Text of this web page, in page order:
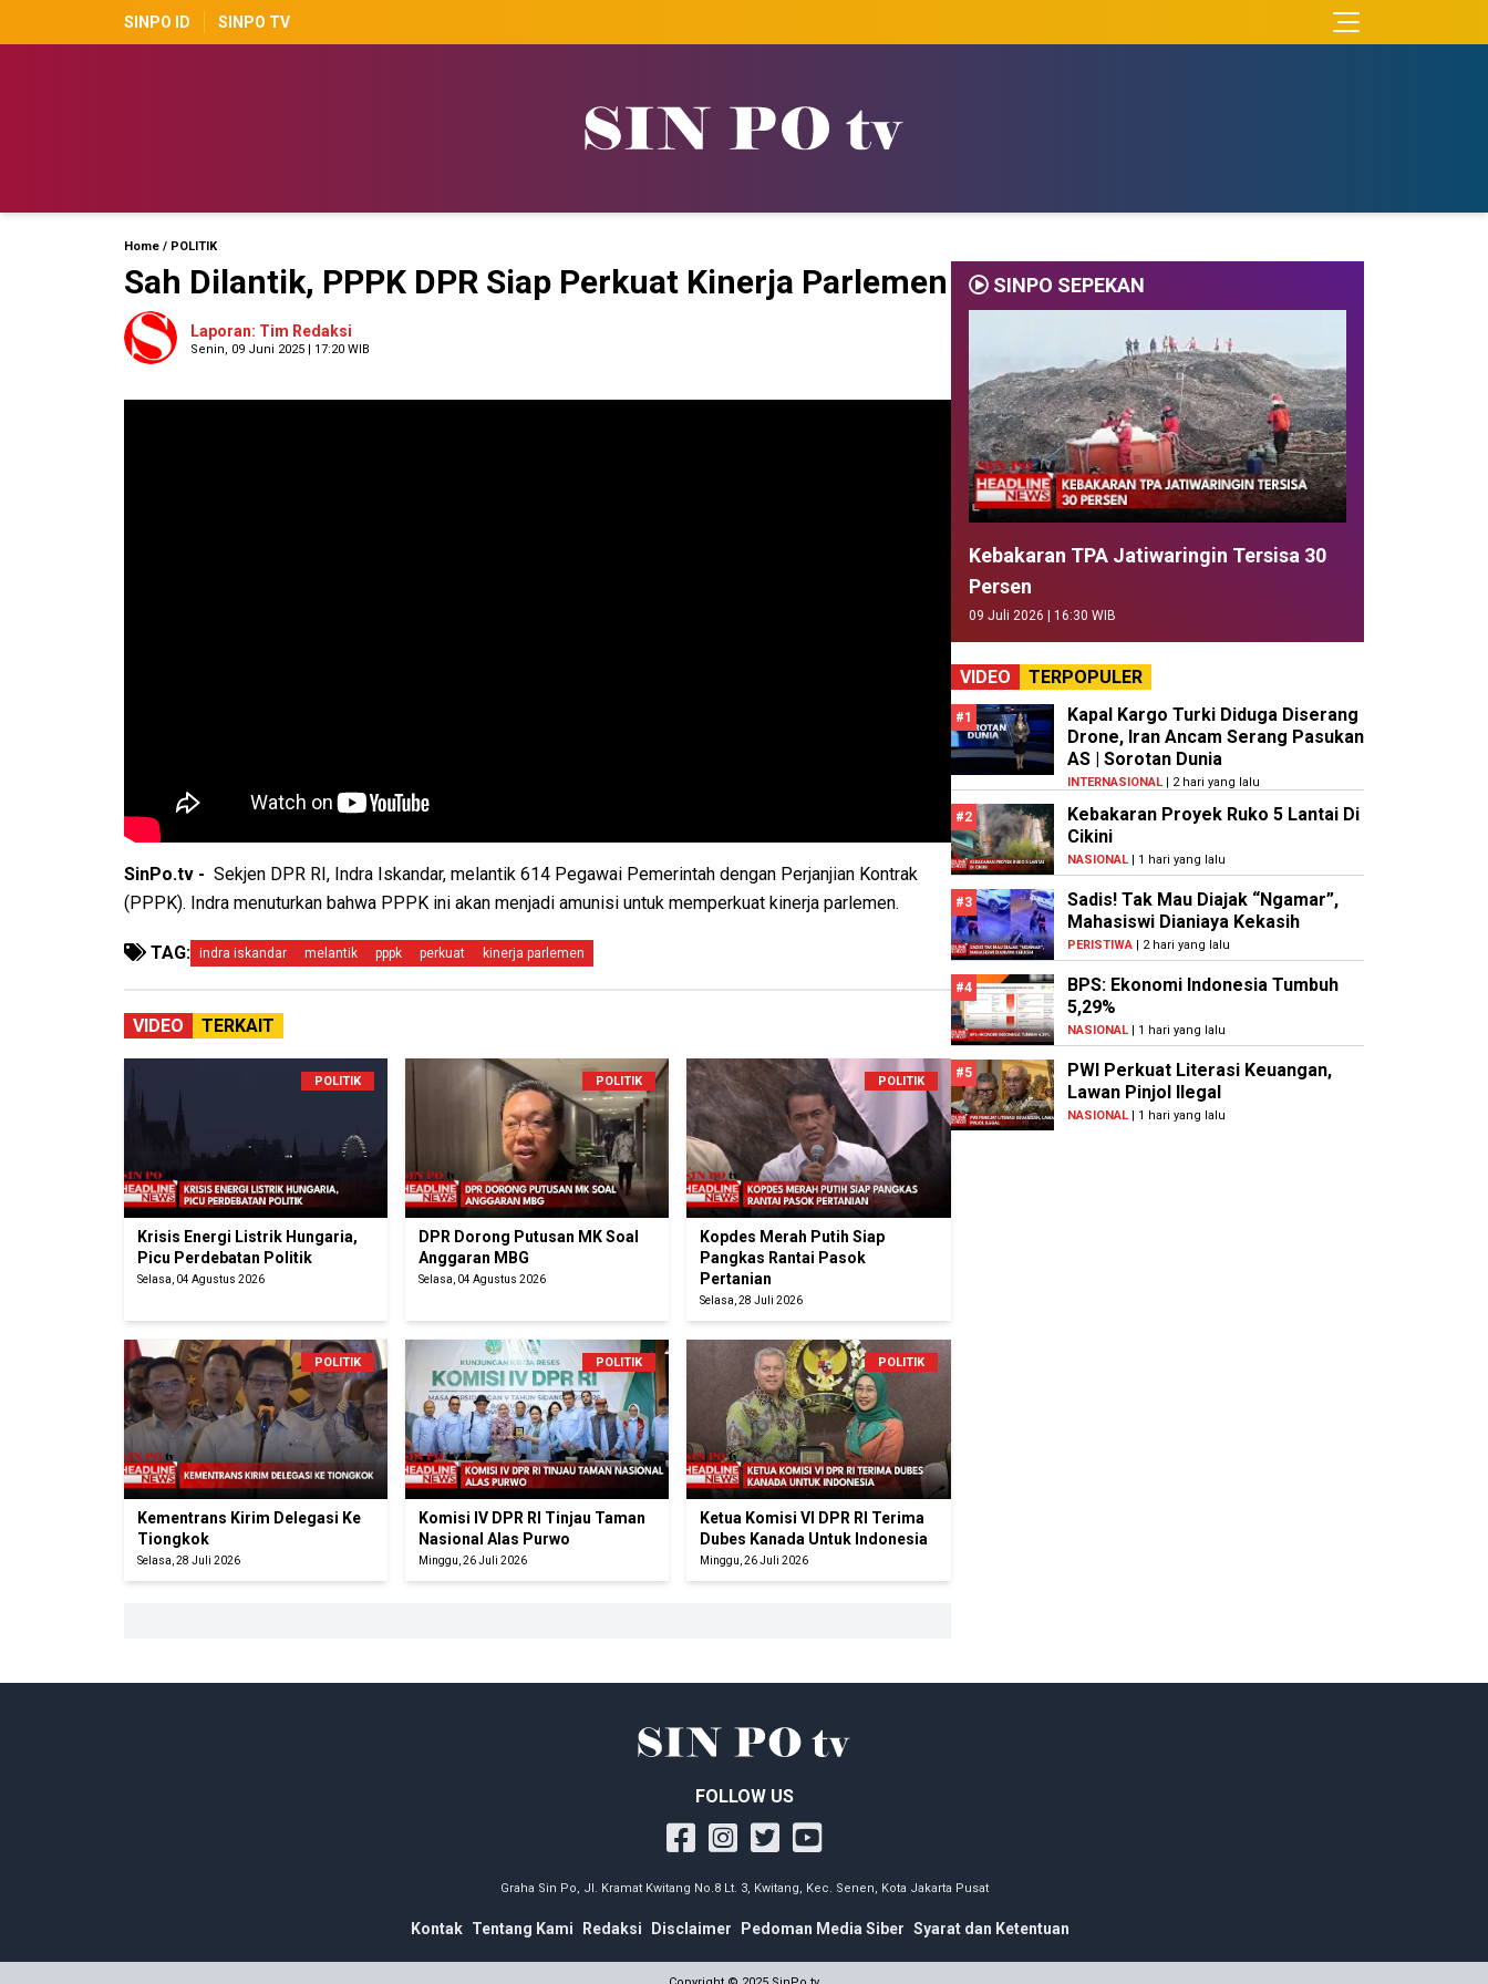
SINPO ID SINPO TV
Home / POLITIK
Sah Dilantik, PPPK DPR Siap Perkuat Kinerja Parlemen
Laporan: Tim Redaksi
Senin, 09 Juni 2025 | 17:20 WIB
SinPo.tv - Sekjen DPR RI, Indra Iskandar, melantik 614 Pegawai Pemerintah dengan Perjanjian Kontrak
(PPPK). Indra menuturkan bahwa PPPK ini akan menjadi amunisi untuk memperkuat kinerja parlemen.
TAG: indra iskandar melantik pppk perkuat kinerja parlemen
VIDEO TERKAIT
POLITIK
Krisis Energi Listrik Hungaria,
Picu Perdebatan Politik
Selasa, 04 Agustus 2026
POLITIK
DPR Dorong Putusan MK Soal
Anggaran MBG
Selasa, 04 Agustus 2026
POLITIK
Kopdes Merah Putih Siap
Pangkas Rantai Pasok
Pertanian
Selasa, 28 Juli 2026
POLITIK
Kementrans Kirim Delegasi Ke
Tiongkok
Selasa, 28 Juli 2026
POLITIK
Komisi IV DPR RI Tinjau Taman
Nasional Alas Purwo
Minggu, 26 Juli 2026
POLITIK
Ketua Komisi VI DPR RI Terima
Dubes Kanada Untuk Indonesia
Minggu, 26 Juli 2026
SINPO SEPEKAN
Kebakaran TPA Jatiwaringin Tersisa 30
Persen
09 Juli 2026 | 16:30 WIB
VIDEO TERPOPULER
#1
Kapal Kargo Turki Diduga Diserang
Drone, Iran Ancam Serang Pasukan
AS | Sorotan Dunia
INTERNASIONAL| 2 hari yang lalu
#2
Kebakaran Proyek Ruko 5 Lantai Di
Cikini
NASIONAL| 1 hari yang lalu
#3
Sadis! Tak Mau Diajak “Ngamar”,
Mahasiswi Dianiaya Kekasih
PERISTIWA| 2 hari yang lalu
#4
BPS: Ekonomi Indonesia Tumbuh
5,29%
NASIONAL| 1 hari yang lalu
#5
PWI Perkuat Literasi Keuangan,
Lawan Pinjol Ilegal
NASIONAL| 1 hari yang lalu
FOLLOW US
Graha Sin Po, Jl. Kramat Kwitang No.8 Lt. 3, Kwitang, Kec. Senen, Kota Jakarta Pusat
Kontak Tentang Kami Redaksi Disclaimer Pedoman Media Siber Syarat dan Ketentuan